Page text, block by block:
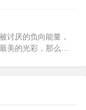
读书笔记好像很多
，怎样把读书笔记
悉是因为入门的门
高。当下这个日新
写作。阅读，是我们
，它非常重要；…
讨厌的负向能量，
美的光彩，那么即
到疲惫？你是否认
我们如何能够在繁